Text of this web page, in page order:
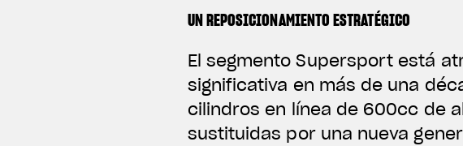
UN REPOSICIONAMIENTO ESTRATÉGICO
El segmento Supersport está
significativa en más de una
cilindros en línea de 600cc de
sustituidas por una nueva